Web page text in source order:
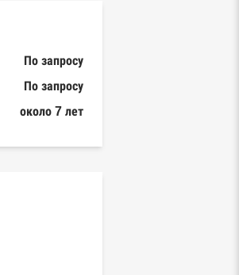
По запросу
По запросу
около 7 лет